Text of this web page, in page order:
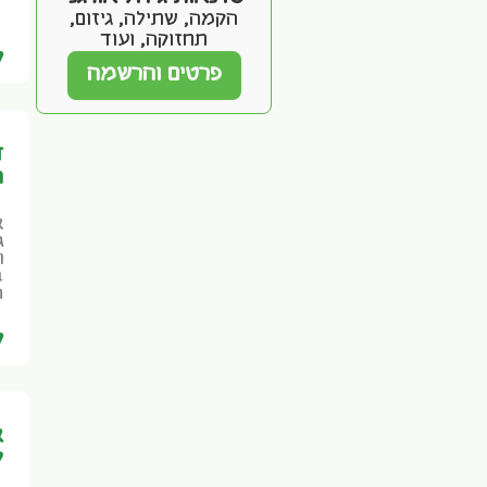
הקמה, שתילה, גיזום,
תחזוקה, ועוד
פרטים והרשמה